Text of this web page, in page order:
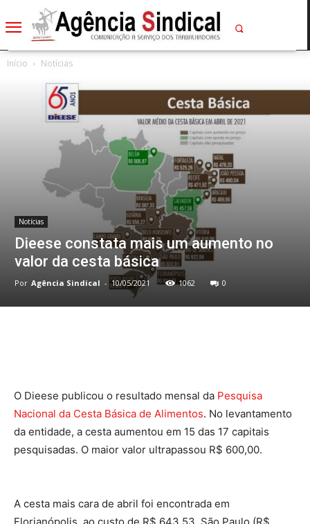
Início Notícias
Notícias
Dieese constata mais um aumento no
valor da cesta básica
Por Agência Sindical - 10/05/2021 1062 0
O Dieese publicou o resultado mensal da Pesquisa
Nacional da Cesta Básica de Alimentos. No levantamento
da entidade, a cesta aumentou em 15 das 17 capitais
pesquisadas. O maior valor ultrapassou R$ 600,00.
A cesta mais cara de abril foi encontrada em